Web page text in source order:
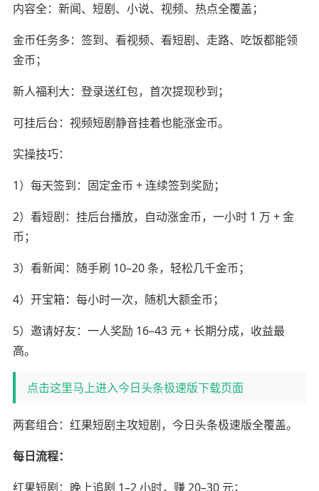
内容全：新闻、短剧、小说、视频、热点全覆盖；
金币任务多：签到、看视频、看短剧、走路、吃饭都能领
金币；
新人福利大：登录送红包，首次提现秒到；
可挂后台：视频短剧静音挂着也能涨金币。
实操技巧：
1）每天签到：固定金币 + 连续签到奖励；
2）看短剧：挂后台播放，自动涨金币，一小时 1 万 + 金
币；
3）看新闻：随手刷 10–20 条，轻松几千金币；
4）开宝箱：每小时一次，随机大额金币；
5）邀请好友：一人奖励 16–43 元 + 长期分成，收益最
高。
点击这里马上进入今日头条极速版下载页面
两套组合：红果短剧主攻短剧，今日头条极速版全覆盖。
每日流程：
红果短剧：晚上追剧 1–2 小时，赚 20–30 元；